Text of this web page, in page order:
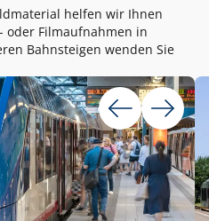
helfen wir Ihnen
oder Filmaufnahmen in
Bahnsteigen wenden Sie